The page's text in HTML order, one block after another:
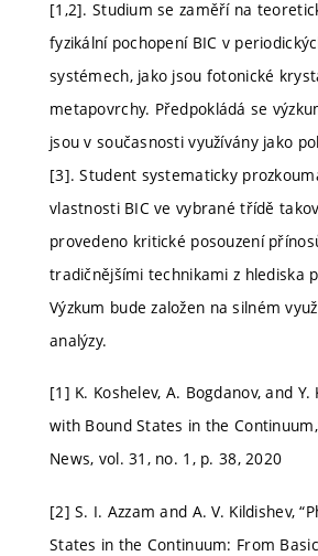
[1,2]. Studium se zaměří na
fyzikální pochopení BIC v
systémech, jako jsou fotonické
metapovrchy. Předpokládá se
jsou v současnosti využívány jako
[3]. Student systematicky
vlastnosti BIC ve vybrané třídě
provedeno kritické posouzení
tradičnějšími technikami z hlediska
Výzkum bude založen na silném
analýzy.
[1] K. Koshelev, A. Bogdanov, and Y.
with Bound States in the
News, vol. 31, no. 1, p. 38, 2020
[2] S. I. Azzam and A. V. Kildishev,
States in the Continuum: From